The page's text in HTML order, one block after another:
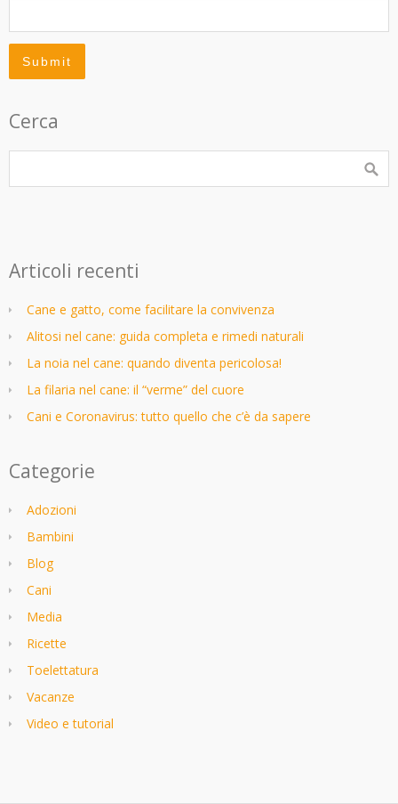
Cerca
Articoli recenti
Cane e gatto, come facilitare la convivenza
Alitosi nel cane: guida completa e rimedi naturali
La noia nel cane: quando diventa pericolosa!
La filaria nel cane: il “verme” del cuore
Cani e Coronavirus: tutto quello che c’è da sapere
Categorie
Adozioni
Bambini
Blog
Cani
Media
Ricette
Toelettatura
Vacanze
Video e tutorial